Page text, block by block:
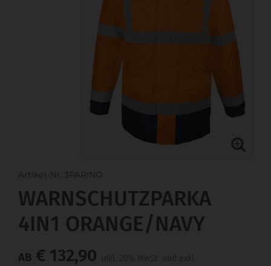
Artikel-Nr. 3PARINO
WARNSCHUTZPARKA
4IN1 ORANGE/NAVY
AB € 132,90
inkl. 20% MwSt. und exkl.